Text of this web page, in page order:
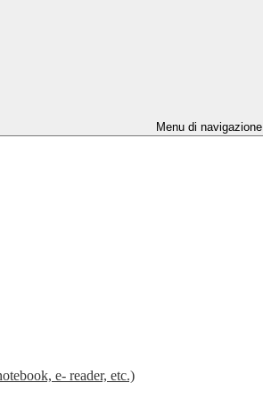
Menu di navigazione
e- reader, etc.)